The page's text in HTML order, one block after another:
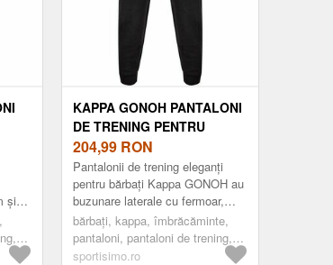
și
KAPPA GONOH PANTALONI
DE TRENING PENTRU
BĂRBAȚI, NEGRU, MĂRIME
204,99 RON
Pantalonii de trening eleganți
pentru bărbați Kappa GONOH au
buzunare laterale cu fermoar,
talie elastică cu șnur și manșete
elastice pentru confor...
bărbați, kappa, îmbrăcăminte,
pantaloni, pantaloni de trening,
fashion, negru
sportisimo.ro